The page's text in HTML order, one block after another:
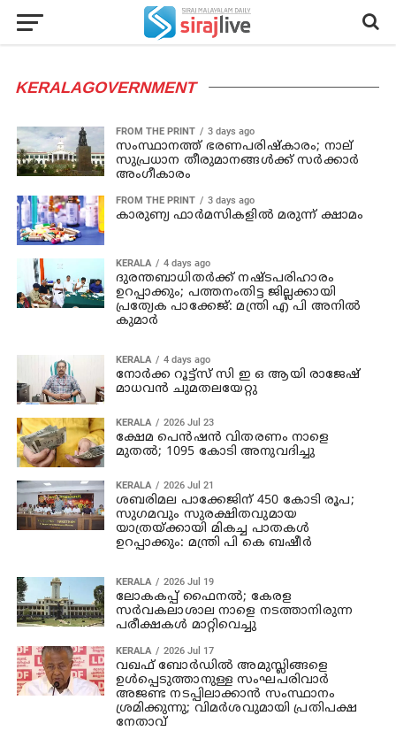
KERALAGOVERNMENT
FROM THE PRINT 3 days ago
സംസ്ഥാനത്ത് ഭരണപരിഷ്‌കാരം; നാല്
സുപ്രധാന തീരുമാനങ്ങൾക്ക് സർക്കാർ
അംഗീകാരം
FROM THE PRINT 3 days ago
കാരുണ്യ ഫാര്‍മസികളില്‍ മരുന്ന് ക്ഷാമം
KERALA 4 days ago
ദുരന്തബാധിതര്‍ക്ക് നഷ്ടപരിഹാരം
ഉറപ്പാക്കും; പത്തനംതിട്ട ജില്ലക്കായി
പ്രത്യേക പാക്കേജ്: മന്ത്രി എ പി അനില്‍
കുമാര്‍
KERALA 4 days ago
നോര്‍ക്ക റൂട്ട്‌സ് സി ഇ ഒ ആയി രാജേഷ്
മാധവന്‍ ചുമതലയേറ്റു
KERALA 2026 Jul 23
ക്ഷേമ പെന്‍ഷന്‍ വിതരണം നാളെ
മുതല്‍; 1095 കോടി അനുവദിച്ചു
KERALA 2026 Jul 21
ശബരിമല പാക്കേജിന് 450 കോടി രൂപ;
സുഗമവും സുരക്ഷിതവുമായ
യാത്രയ്ക്കായി മികച്ച പാതകള്‍
ഉറപ്പാക്കും: മന്ത്രി പി കെ ബഷീര്‍
KERALA 2026 Jul 19
ലോകകപ്പ് ഫൈനല്‍; കേരള
സര്‍വകലാശാല നാളെ നടത്താനിരുന്ന
പരീക്ഷകള്‍ മാറ്റിവെച്ചു
KERALA 2026 Jul 17
വഖഫ് ബോര്‍ഡില്‍ അമുസ്ലിങ്ങളെ
ഉള്‍പ്പെടുത്താനുള്ള സംഘപരിവാര്‍
അജണ്ട നടപ്പിലാക്കാന്‍ സംസ്ഥാനം
ശ്രമിക്കുന്നു; വിമര്‍ശവുമായി പ്രതിപക്ഷ
നേതാവ്